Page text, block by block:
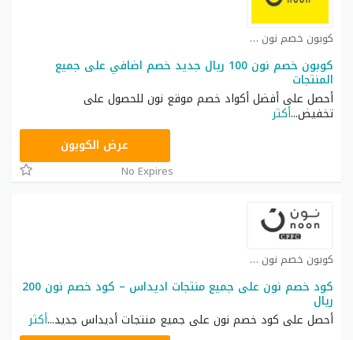
كوبون خصم نون مصر كوبون
كوبون خصم نون 100 ريال جديد خصم اضافي على جميع
المنتجات
أحصل على أفضل أكواد خصم موقع نون للحصول على
تخفيض...أكثر
RRF24عرض الكوبون
No Expires
كوبون خصم نون كوبون
كود خصم نون على جميع منتجات اديداس – كود خصم نون 200
ريال
أحصل على كود خصم نون على جميع منتجات أديداس جديد...أكثر